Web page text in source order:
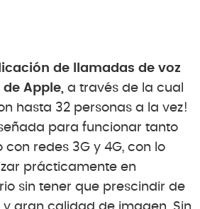
de llamadas de voz
Apple, a través de la cual
hasta 32 personas a la vez!
para funcionar tanto
redes 3G y 4G, con lo
prácticamente en
sin tener que prescindir de